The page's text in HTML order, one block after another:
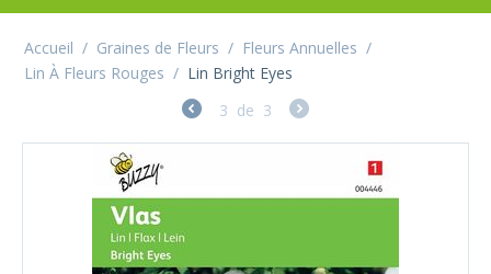
Accueil / Graines de Fleurs / Fleurs Annuelles /
Lin À Fleurs Rouges / Lin Bright Eyes
3 de 3